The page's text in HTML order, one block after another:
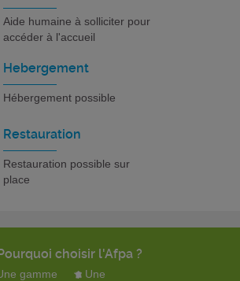
Aide humaine à solliciter pour
accéder à l'accueil
Hebergement
Hébergement possible
Restauration
Restauration possible sur
place
choisir l'Afpa ?
gamme
Une